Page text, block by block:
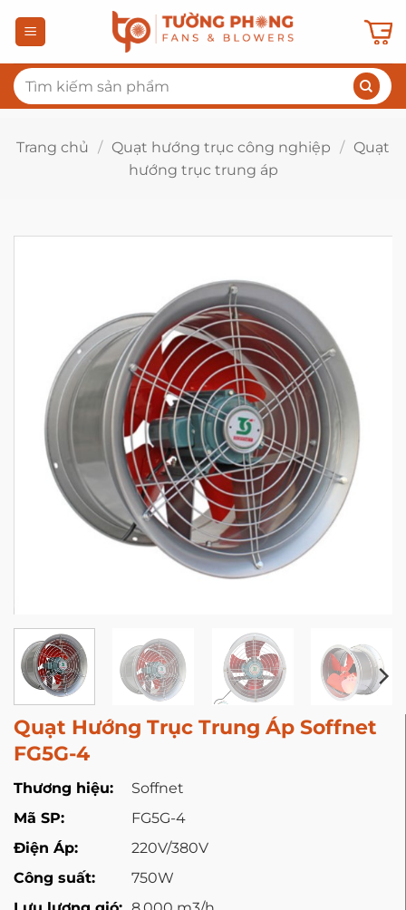
qua
dung
Tìm
kiếm:
Trang chủ / Quạt hướng trục công nghiệp / Quạt
hướng trục trung áp
Quạt Hướng Trục Trung Áp Soffnet
FG5G-4
Thương hiệu:
Soffnet
Mã SP:
FG5G-4
Điện Áp:
220V/380V
Công suất:
750W